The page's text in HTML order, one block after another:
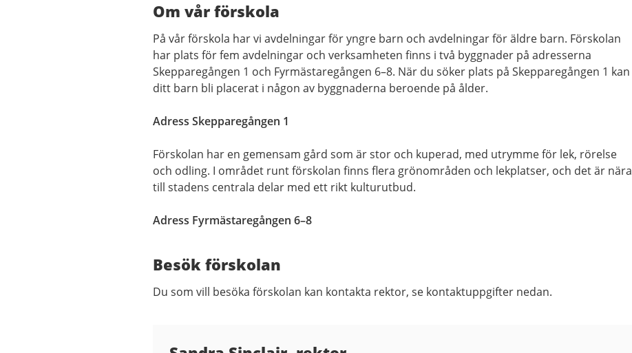
Om vår förskola
På vår förskola har vi avdelningar för yngre barn och avdelningar för äldre barn. Förskolan
har plats för fem avdelningar och verksamheten finns i två byggnader på adresserna
Skepparegången 1 och Fyrmästaregången 6–8. När du söker plats på Skepparegången 1 kan
ditt barn bli placerat i någon av byggnaderna beroende på ålder.
Adress Skepparegången 1
Förskolan har en gemensam gård som är stor och kuperad, med utrymme för lek, rörelse
och odling. I området runt förskolan finns flera grönområden och lekplatser, och det är nära
till stadens centrala delar med ett rikt kulturutbud.
Adress Fyrmästaregången 6–8
Besök förskolan
Du som vill besöka förskolan kan kontakta rektor, se kontaktuppgifter nedan.